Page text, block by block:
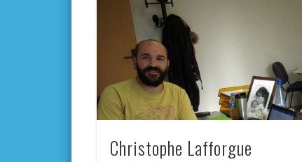
Christophe Lafforgue